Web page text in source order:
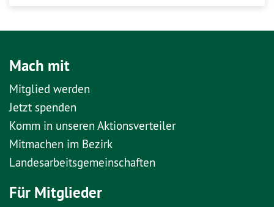
Mach mit
Mitglied werden
Jetzt spenden
Komm in unseren Aktionsverteiler
Mitmachen im Bezirk
Landesarbeitsgemeinschaften
Für Mitglieder